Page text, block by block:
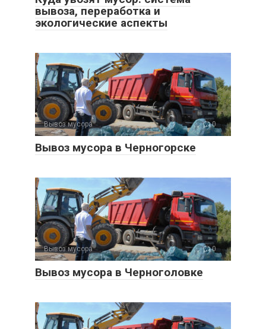
вывоза, переработка и
экологические аспекты
Вывоз мусора 0
Вывоз мусора в Черногорске
Вывоз мусора 0
Вывоз мусора в Черноголовке